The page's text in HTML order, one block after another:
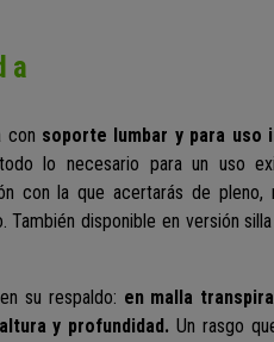
con soporte lumbar y para uso
lo necesario para un uso
con la que acertarás de pleno,
disponible en versión
su respaldo: en malla
y profundidad.Un rasgo